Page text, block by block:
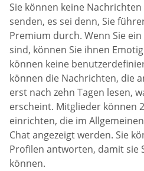
Sie können keine
senden, es sei denn, Sie
Premium durch. Wenn Sie
sind, können Sie ihnen
können keine
können die Nachrichten, die
erst nach zehn Tagen lesen,
erscheint. Mitglieder können
einrichten, die im
Chat angezeigt werden. Sie
Profilen antworten, damit sie
können.